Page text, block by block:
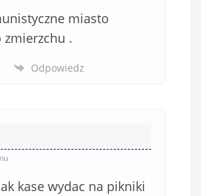
miasto
zmierzchu .
Odpowiedz
kase wydac na pikniki